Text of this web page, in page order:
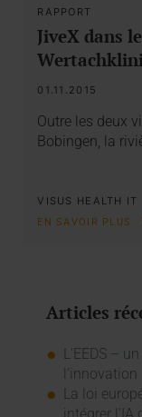
RAPPORT
JiveX dans
01.11.2015
Outre les deux
Bobingen, la
VISUS HEALTH IT
EN SAVOIR PLUS
Articles
L’EEDS –
l’innovation
La loi